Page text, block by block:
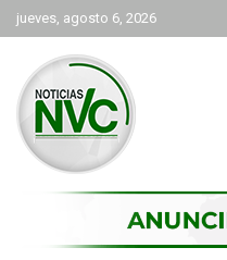
Saltar
al
contenido
jueves, agosto 6, 2026
NVC Noticias